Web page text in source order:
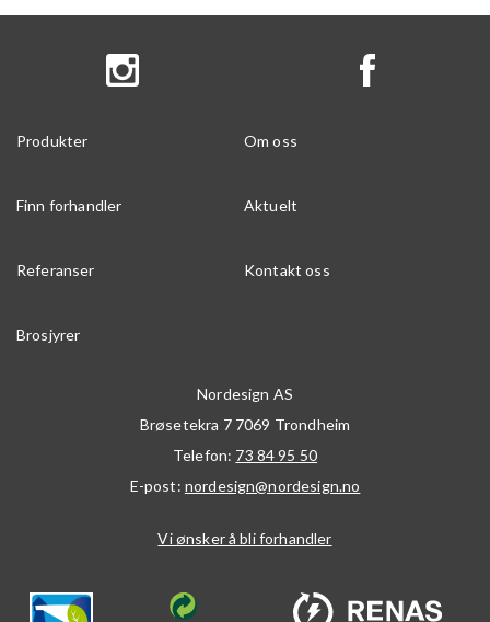
Produkter Om oss
Finn forhandler Aktuelt
Referanser Kontakt oss
Brosjyrer
Nordesign AS
Brøsetekra 7 7069 Trondheim
Telefon: 73 84 95 50
E-post: nordesign@nordesign.no
Vi ønsker å bli forhandler